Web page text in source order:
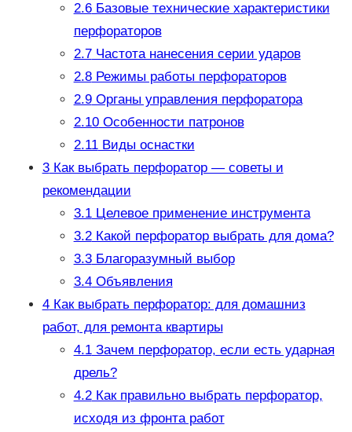
2.6Базовые технические характеристики
перфораторов
2.7Частота нанесения серии ударов
2.8Режимы работы перфораторов
2.9Органы управления перфоратора
2.10Особенности патронов
2.11Виды оснастки
3Как выбрать перфоратор — советы и
рекомендации
3.1Целевое применение инструмента
3.2Какой перфоратор выбрать для дома?
3.3Благоразумный выбор
3.4Объявления
4Как выбрать перфоратор: для домашниз
работ, для ремонта квартиры
4.1Зачем перфоратор, если есть ударная
дрель?
4.2Как правильно выбрать перфоратор,
исходя из фронта работ